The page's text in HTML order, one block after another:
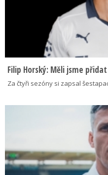
Filip Horský: Měli jsme
Za čtyři sezóny si zapsal